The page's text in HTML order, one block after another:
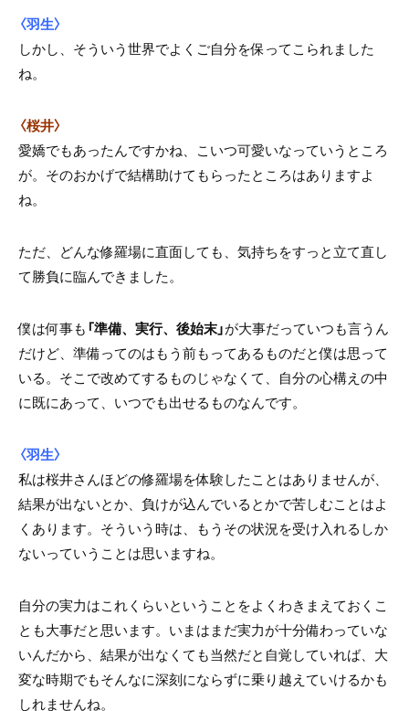
〈羽生〉
しかし、そういう世界でよくご自分を保ってこられました
ね。
〈桜井〉
愛嬌でもあったんですかね、こいつ可愛いなっていうところ
が。そのおかげで結構助けてもらったところはありますよ
ね。
ただ、どんな修羅場に直面しても、気持ちをすっと立て直し
て勝負に臨んできました。
僕は何事も 「準備、実行、後始末」が大事だっていつも言うん
だけど、準備ってのはもう前もってあるものだと僕は思って
いる。そこで改めてするものじゃなくて、自分の心構えの中
に既にあって、いつでも出せるものなんです。
〈羽生〉
私は桜井さんほどの修羅場を体験したことはありませんが、
結果が出ないとか、負けが込んでいるとかで苦しむことはよ
くあります。そういう時は、もうその状況を受け入れるしか
ないっていうことは思いますね。
自分の実力はこれくらいということをよくわきまえておくこ
とも大事だと思います。いまはまだ実力が十分備わっていな
いんだから、結果が出なくても当然だと自覚していれば、大
変な時期でもそんなに深刻にならずに乗り越えていけるかも
しれませんね。